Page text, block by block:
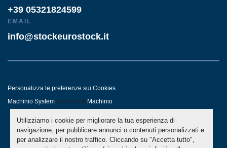
Utilizziamo i cookie per migliorare la tua esperienza di
navigazione, per pubblicare annunci o contenuti personalizzati e
per analizzare il nostro traffico. Cliccando su "Accetta tutto",
+39 05321824599
EMAIL
info@stockeurostock.it
Personalizza le preferenze sui Cookies
Machinio System sito web di Machinio
- LINKEDIN - WHATSAPP